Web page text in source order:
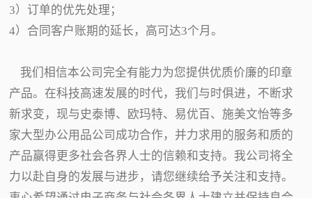
3）订单的优先处理；
4）合同客户账期的延长，高可达3个月。
我们相信本公司完全有能力为您提供优质价廉的印章
产品。在科技高速发展的时代，我们与时俱进，不断求
新求变，现与史泰博、欧玛特、易优百、施美文怡等多
家大型办公用品公司成功合作，并力求用的服务和质的
产品赢得更多社会各界人士的信赖和支持。我公司将全
力以赴自身的发展与进步，请您继续给予关注和支持。